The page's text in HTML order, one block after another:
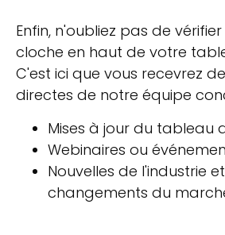
Enfin, n'oubliez pas de
cloche en haut de votre
C'est ici que vous recevrez
directes de notre équipe
Mises à jour du tableau
Webinaires ou
Nouvelles de l'industrie
changements du